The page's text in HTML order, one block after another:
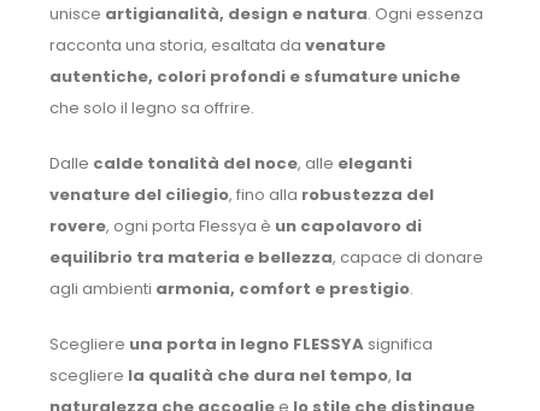
unisce artigianalità, design e natura. Ogni essenza
racconta una storia, esaltata da venature
autentiche, colori profondi e sfumature uniche
che solo il legno sa offrire.
Dalle calde tonalità del noce, alle eleganti
venature del ciliegio, fino alla robustezza del
rovere, ogni porta Flessya è un capolavoro di
equilibrio tra materia e bellezza, capace di donare
agli ambienti armonia, comfort e prestigio.
Scegliere una porta in legno FLESSYAsignifica
scegliere la qualità che dura nel tempo, la